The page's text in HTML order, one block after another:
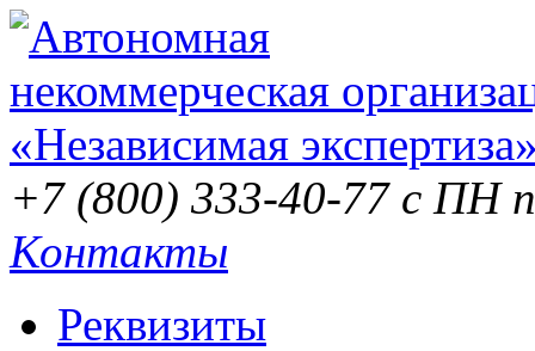
+7 (800) 333-40-77 с ПН
Контакты
Реквизиты